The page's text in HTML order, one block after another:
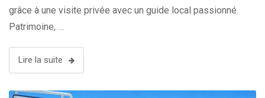
grâce à une visite privée avec un guide local passionné.
Patrimoine, …
Lire la suite